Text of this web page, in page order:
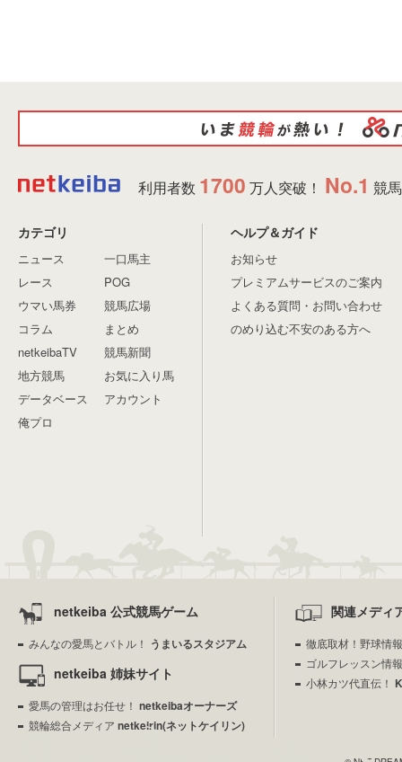
利用者数 1700 万人突破！ No.1 競
カテゴリ
ニュース
レース
ウマい馬券
コラム
netkeibaTV
地方競馬
データベース
俺プロ
一口馬主
POG
競馬広場
まとめ
競馬新聞
お気に入り馬
アカウント
ヘルプ＆ガイド
お知らせ
プレミアムサービスのご案内
よくある質問・お問い合わせ
のめり込む不安のある方へ
netkeiba 公式競馬ゲーム
みんなの愛馬とバトル！ うまいるスタジアム
netkeiba 姉妹サイト
愛馬の管理はお任せ！ netkeibaオーナーズ
競輪総合メディア netkeirin(ネットケイリン)
関連メディ
徹底取材！野球情
ゴルフレッスン情
小林カツ代直伝！